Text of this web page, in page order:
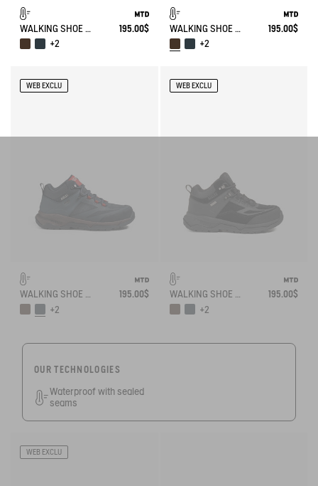
WALKING SHOE MTD PALKA ULTRA-LIGHT
195.00$
+2
WALKING SHOE MTD PALKA ULTRA-LIGHT
195.00$
+2
WEB EXCLU
WALKING SHOE MTD PALKA ULTRA-LIGHT
195.00$
+2
WEB EXCLU
WALKING SHOE MTD PALKA ULTRA-LIGHT
195.00$
+2
OUR TECHNOLOGIES
Waterproof with sealed
seams
WEB EXCLU